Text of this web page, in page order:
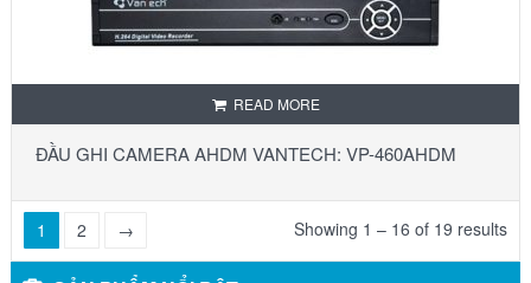
READ MORE
ĐẦU GHI CAMERA AHDM VANTECH: VP-460AHDM
1 2 → Showing 1 – 16 of 19 results